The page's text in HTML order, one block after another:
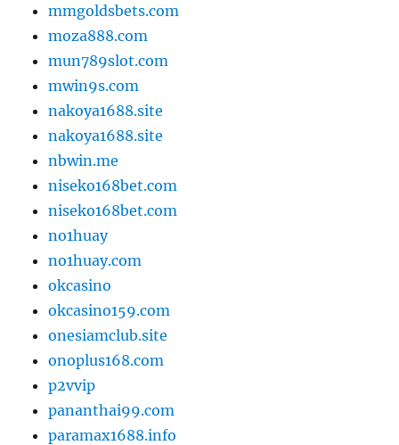
mmgoldsbets.com
moza888.com
mun789slot.com
mwin9s.com
nakoya1688.site
nakoya1688.site
nbwin.me
niseko168bet.com
niseko168bet.com
no1huay
no1huay.com
okcasino
okcasino159.com
onesiamclub.site
onoplus168.com
p2vvip
pananthai99.com
paramax1688.info